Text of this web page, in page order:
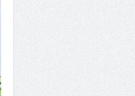
درمان ترک های پوستی با لیزر در
طراحی در خدمت نظم؛ از قفسه